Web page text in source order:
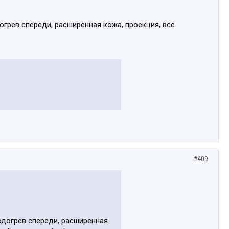
спереди, расширенная кожа, проекция, все
#409
спереди, расширенная